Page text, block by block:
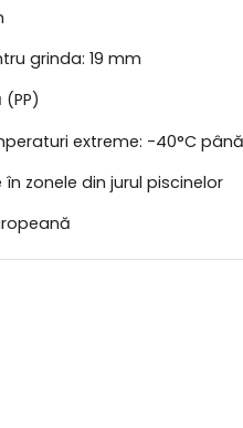
grinda: 19 mm
extreme: -40°C
zonele din jurul piscinelor